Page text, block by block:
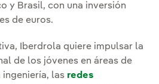
y Brasil, con una inversión
de euros.
Iberdrola quiere impulsar la
de los jóvenes en áreas de
las redes